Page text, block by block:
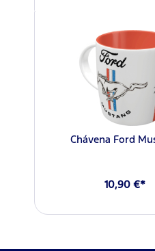
Chávena Ford
10,90 €*